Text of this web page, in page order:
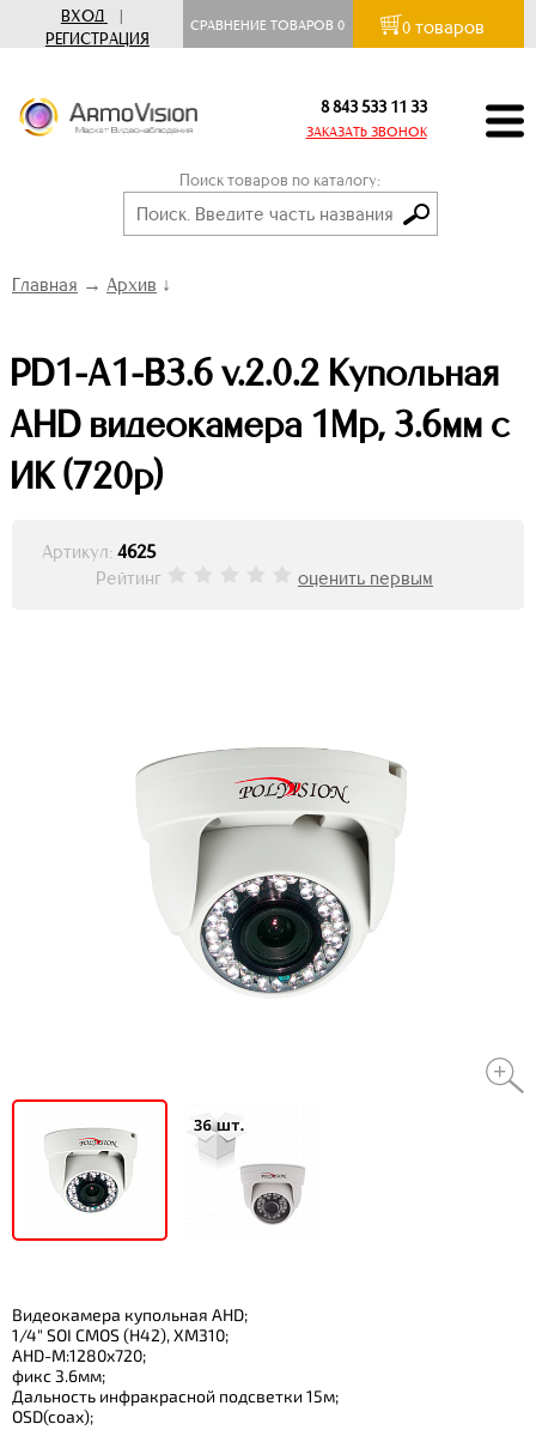
ВХОД
|
РЕГИСТРАЦИЯ
СРАВНЕНИЕ ТОВАРОВ0 0 товаров
8 843 533 11 33
ЗАКАЗАТЬ ЗВОНОК
Поиск товаров по каталогу:
Главная → Архив ↓
PD1-A1-B3.6 v.2.0.2 Купольная
AHD видеокамера 1Mp, 3.6мм с
ИК (720p)
Артикул: 4625
Рейтинг
оценить первым
Видеокамера купольная AHD;
1/4" SOI CMOS (H42), XM310;
AHD-M:1280x720;
фикс 3.6мм;
Дальность инфракрасной подсветки 15м;
OSD(coax);